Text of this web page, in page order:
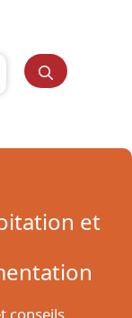
et
conseils